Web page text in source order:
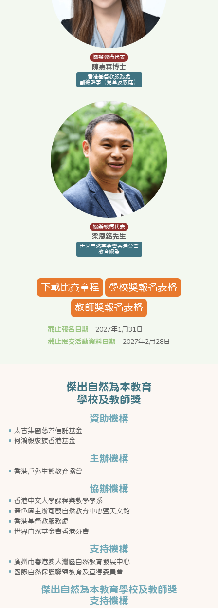
協辦機構代表
陳嘉霖博士
香港基督教服務處
副總幹事（兒童及家庭）
協辦機構代表
梁恩銘先生
世界自然基金會香港分會
教育總監
下載比賽章程
學校獎報名表格
教師獎報名表格
截止報名日期
2027年1月31日
截止提交活動資料日期
2027年2月28日
傑出自然為本教育
學校及教師獎
資助機構
太古集團慈善信託基金
何鴻毅家族香港基金
主辦機構
香港戶外生態教育協會
協辦機構
香港中文大學課程與教學學系
嗇色園主辦可觀自然教育中心暨天文館
香港基督教服務處
世界自然基金會香港分會
支持機構
廣州市粵港澳大灣區自然教育發展中心
國際自然保護聯盟教育及宣導委員會
傑出自然為本教育學校及教師獎
支持機構